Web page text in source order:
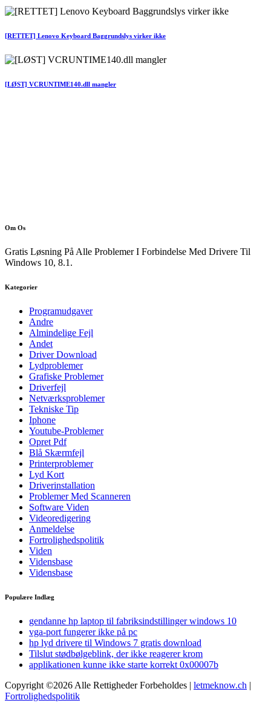
[RETTET] Lenovo Keyboard Baggrundslys virker ikke
[LØST] VCRUNTIME140.dll mangler
Om Os
Gratis Løsning På Alle Problemer I Forbindelse Med Drivere Til
Windows 10, 8.1.
Kategorier
Programudgaver
Andre
Almindelige Fejl
Andet
Driver Download
Lydproblemer
Grafiske Problemer
Driverfejl
Netværksproblemer
Tekniske Tip
Iphone
Youtube-Problemer
Opret Pdf
Blå Skærmfejl
Printerproblemer
Lyd Kort
Driverinstallation
Problemer Med Scanneren
Software Viden
Videoredigering
Anmeldelse
Fortrolighedspolitik
Viden
Vidensbase
Vidensbase
Populære Indlæg
gendanne hp laptop til fabriksindstillinger windows 10
vga-port fungerer ikke på pc
hp lyd drivere til Windows 7 gratis download
Tilslut stødbølgeblink, der ikke reagerer krom
applikationen kunne ikke starte korrekt 0x00007b
Copyright ©2026 Alle Rettigheder Forbeholdes | letmeknow.ch |
Fortrolighedspolitik